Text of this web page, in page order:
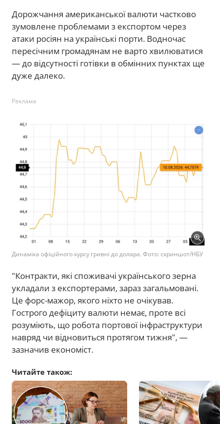
Дорожчання американської валюти частково
зумовлене проблемами з експортом через
атаки росіян на українські порти. Водночас
пересічним громадянам не варто хвилюватися
— до відсутності готівки в обмінних пунктах ще
дуже далеко.
Реклама
Динаміка офіційного курсу гривні до долара. Фото: скриншот/НБУ
"Контракти, які споживачі українського зерна
укладали з експортерами, зараз загальмовані.
Це форс-мажор, якого ніхто не очікував.
Гострого дефіциту валюти немає, проте всі
розуміють, що робота портової інфраструктури
навряд чи відновиться протягом тижня", —
зазначив економіст.
Читайте також: